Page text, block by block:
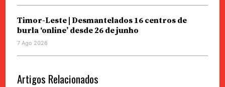
Timor-Leste | Desmantelados 16 centros de
burla ‘online’ desde 26 de junho
7 Ago 2026
Artigos Relacionados